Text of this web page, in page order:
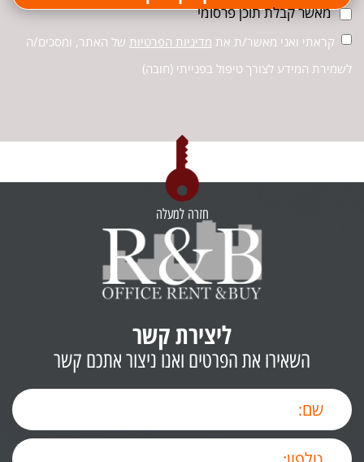
מאשר קבלת תוכן פרסומי
קראתי ואני מאשר/ת את מדיניות הפרטיות של האתר, ומסכים/ה
לשמירת המידע לצורך טיפול בפנייתי (חובה)
חזרה למעלה
ליצירת קשר
השאירו את הפרטים ואנו ניצור אתכם קשר